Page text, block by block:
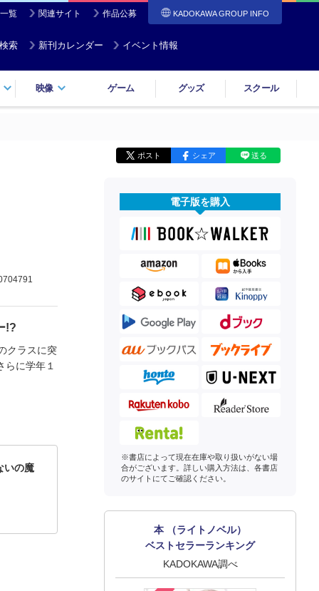
覧 関連サイト 作品公募 KADOKAWA GROUP INFO
索 新刊カレンダー イベント情報
映像 ゲーム グッズ スクール
ポスト シェア 送る
!?
クラスに突
に学年１
いの魔
電子版を購入
※書店によって現在在庫や取り扱いがない場
合がございます。詳しい購入方法は、各書店
のサイトにてご確認ください。
本 （ライトノベル）
ベストセラーランキング
KADOKAWA調べ